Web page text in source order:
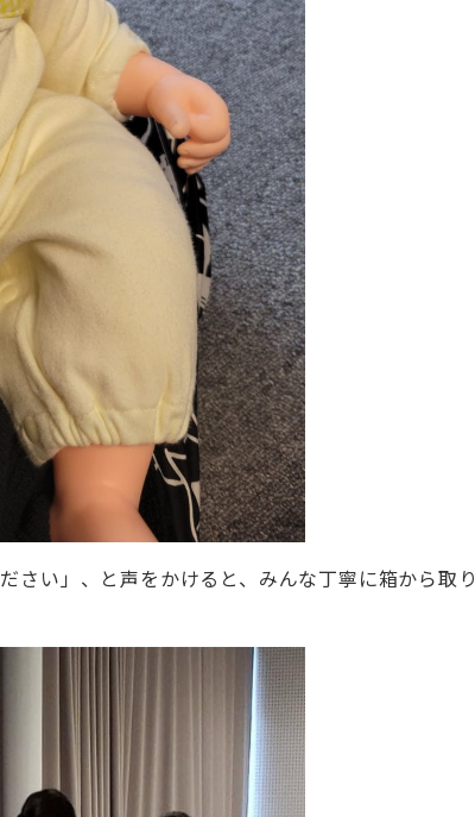
さい」、と声をかけると、みんな丁寧に箱から取り